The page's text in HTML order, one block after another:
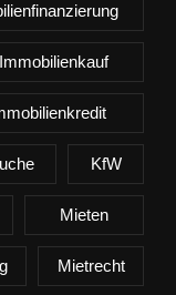
Immobilienkauf
KfW
Mieten
Mietrecht